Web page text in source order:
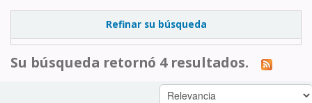
Refinar su búsqueda
Su búsqueda retornó 4 resultados.